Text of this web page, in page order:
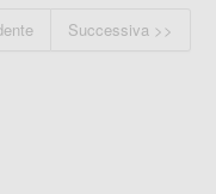
Successiva >>